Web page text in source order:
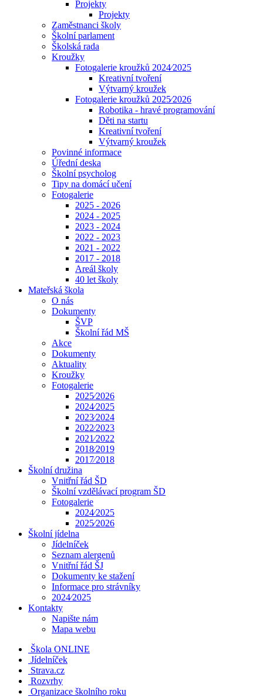
Projekty
Projekty
Zaměstnanci školy
Školní parlament
Školská rada
Kroužky
Fotogalerie kroužků 2024⁄2025
Kreativní tvoření
Výtvarný kroužek
Fotogalerie kroužků 2025⁄2026
Robotika - hravé programování
Děti na startu
Kreativní tvoření
Výtvarný kroužek
Povinné informace
Úřední deska
Školní psycholog
Tipy na domácí učení
Fotogalerie
2025 - 2026
2024 - 2025
2023 - 2024
2022 - 2023
2021 - 2022
2017 - 2018
Areál školy
40 let školy
Mateřská škola
O nás
Dokumenty
ŠVP
Školní řád MŠ
Akce
Dokumenty
Aktuality
Kroužky
Fotogalerie
2025⁄2026
2024⁄2025
2023⁄2024
2022⁄2023
2021⁄2022
2018⁄2019
2017⁄2018
Školní družina
Vnitřní řád ŠD
Školní vzdělávací program ŠD
Fotogalerie
2024⁄2025
2025⁄2026
Školní jídelna
Jídelníček
Seznam alergenů
Vnitřní řád ŠJ
Dokumenty ke stažení
Informace pro strávníky
2024⁄2025
Kontakty
Napište nám
Mapa webu
Škola ONLINE
Jídelníček
Strava.cz
Rozvrhy
Organizace školního roku